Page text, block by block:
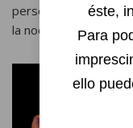
personas en crisis
la noche, todos…
éste,
Para
ello